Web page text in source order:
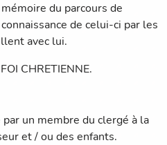
mémoire du parcours de
connaissance de celui-ci par les
avec lui.
CHRETIENNE.
par un membre du clergé à la
et / ou des enfants.